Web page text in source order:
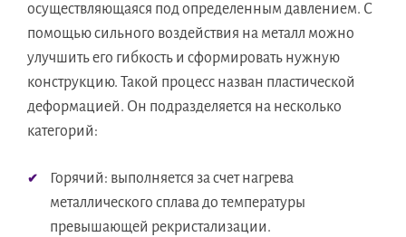
осуществляющаяся под определенным давлением. С
помощью сильного воздействия на металл можно
улучшить его гибкость и сформировать нужную
конструкцию. Такой процесс назван пластической
деформацией. Он подразделяется на несколько
категорий:
Горячий: выполняется за счет нагрева
металлического сплава до температуры
превышающей рекристализации.